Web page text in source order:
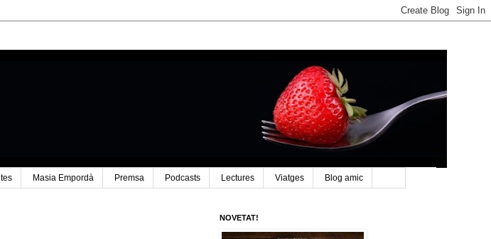
Masia Empordà Premsa Podcasts Lectures Viatges Blog amic
NOVETAT!